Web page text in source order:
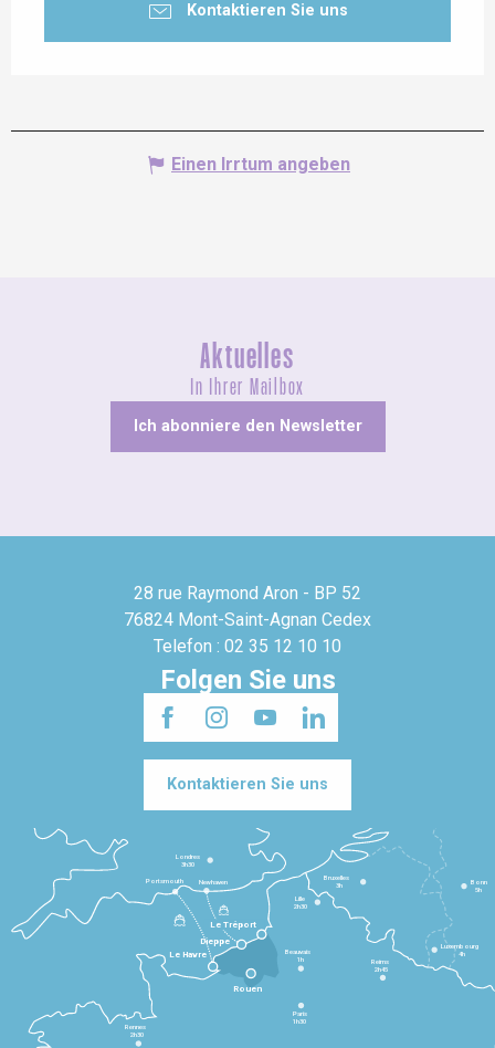
Kontaktieren Sie uns
Einen Irrtum angeben
Aktuelles
In Ihrer Mailbox
Ich abonniere den Newsletter
28 rue Raymond Aron - BP 52
76824 Mont-Saint-Agnan Cedex
Telefon : 02 35 12 10 10
Folgen Sie uns
Kontaktieren Sie uns
Le Havre
Dieppe
Le Tréport
Rennes
2h30
Paris
1h30
Beauvais
1h
Reims
2h45
Lille
2h30
Bruxelles
3h
Londres
3h30
Newhaven
Portsmouth
Bonn
5h
Luxembourg
4h
Rouen